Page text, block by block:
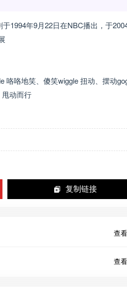
1994年9月22日在NBC播出，于
咯咯地笑、傻笑wiggle 扭动、摆动
动而行
复制链接
查
查